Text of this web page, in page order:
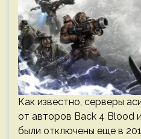
Как известно, серверы
от авторов Back 4 Blood
были отключены еще в